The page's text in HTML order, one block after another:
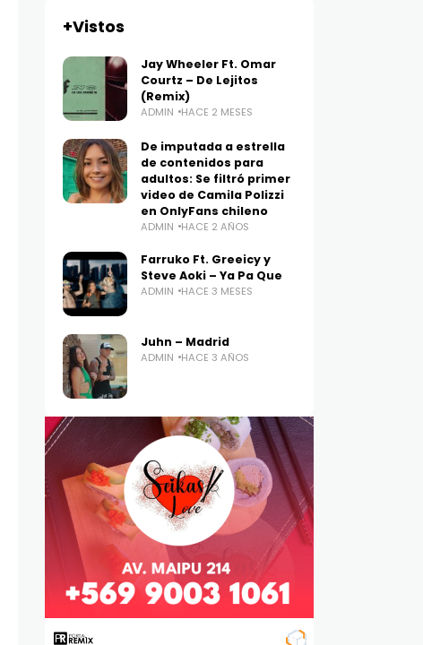
+Vistos
Jay Wheeler Ft. Omar
Courtz – De Lejitos
(Remix)
ADMIN HACE 2 MESES
De imputada a estrella
de contenidos para
adultos: Se filtró primer
video de Camila Polizzi
en OnlyFans chileno
ADMIN HACE 2 AÑOS
Farruko Ft. Greeicy y
Steve Aoki – Ya Pa Que
ADMIN HACE 3 MESES
Juhn – Madrid
ADMIN HACE 3 AÑOS